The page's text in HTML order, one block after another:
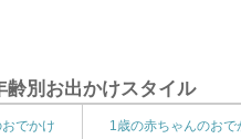
齢別お出かけスタイル
でかけ 1歳の赤ちゃんのおで